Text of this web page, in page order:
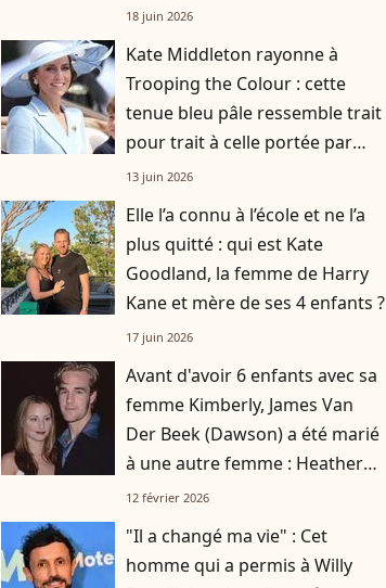
18 juin 2026
Kate Middleton rayonne à
Trooping the Colour : cette
tenue bleu pâle ressemble trait
pour trait à celle portée par
Lady Diana il y a près de 40 ans
13 juin 2026
Elle l’a connu à l’école et ne l’a
plus quitté : qui est Kate
Goodland, la femme de Harry
Kane et mère de ses 4 enfants ?
17 juin 2026
Avant d'avoir 6 enfants avec sa
femme Kimberly, James Van
Der Beek (Dawson) a été marié
à une autre femme : Heather
prend la parole
12 février 2026
"Il a changé ma vie" : Cet
homme qui a permis à Willy